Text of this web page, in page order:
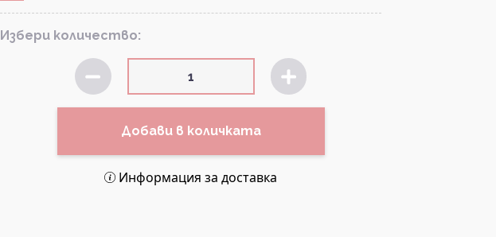
Избери количество:
Добави в количката
Информация за доставка